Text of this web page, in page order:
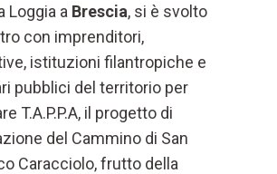
Loggia a Brescia, si è svolto
con imprenditori,
istituzioni filantropiche e
pubblici del territorio per
T.A.P.P.A, il progetto di
del Cammino di San
Caracciolo, frutto della